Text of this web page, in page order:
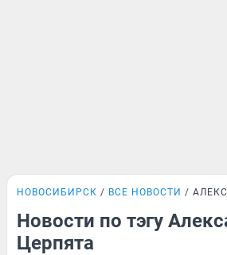
НОВОСИБИРСК ВСЕ НОВОСТИ
Новости по тэгу
Церпята